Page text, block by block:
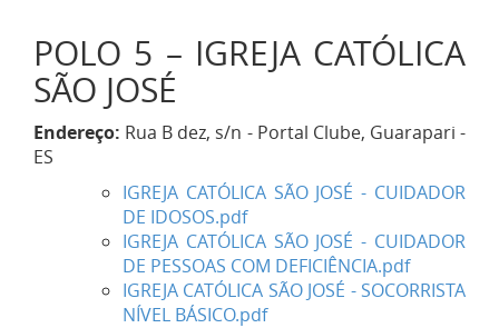
POLO 5 – IGREJA CATÓLICA
SÃO JOSÉ
Endereço: Rua B dez, s/n - Portal Clube, Guarapari -
ES
IGREJA CATÓLICA SÃO JOSÉ - CUIDADOR
DE IDOSOS.pdf
IGREJA CATÓLICA SÃO JOSÉ - CUIDADOR
DE PESSOAS COM DEFICIÊNCIA.pdf
IGREJA CATÓLICA SÃO JOSÉ - SOCORRISTA
NÍVEL BÁSICO.pdf